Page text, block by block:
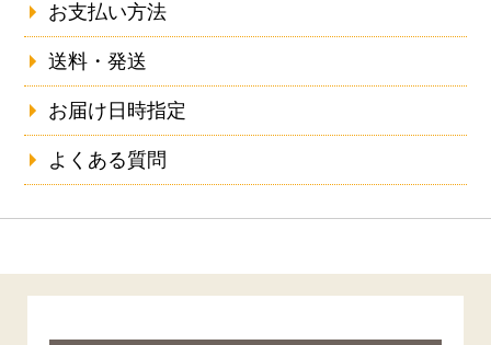
お支払い方法
送料・発送
お届け日時指定
よくある質問